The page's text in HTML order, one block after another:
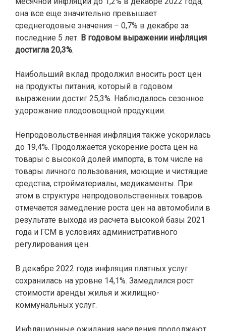
она все еще значительно превышает
среднегодовые значения – 0,7% в декабре за
последние 5 лет. В годовом выражении инфляция
достигла 20,3%.
Наибольший вклад продолжил вносить рост цен
на продукты питания, который в годовом
выражении достиг 25,3%. Наблюдалось сезонное
удорожание плодоовощной продукции.
Непродовольственная инфляция также ускорилась
до 19,4%. Продолжается ускорение роста цен на
товары с высокой долей импорта, в том числе на
товары личного пользования, моющие и чистящие
средства, стройматериалы, медикаменты. При
этом в структуре непродовольственных товаров
отмечается замедление роста цен на автомобили в
результате выхода из расчета высокой базы 2021
года и ГСМ в условиях административного
регулирования цен.
В декабре 2022 года инфляция платных услуг
сохранилась на уровне 14,1%. Замедлился рост
стоимости аренды жилья и жилищно-
коммунальных услуг.